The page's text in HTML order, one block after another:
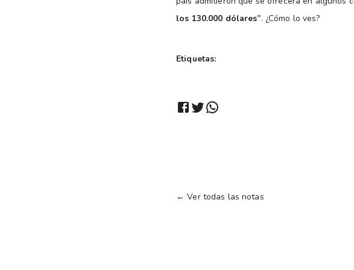
los 130.000 dólares”. ¿Cómo lo ves?
Etiquetas:
← Ver todas las notas